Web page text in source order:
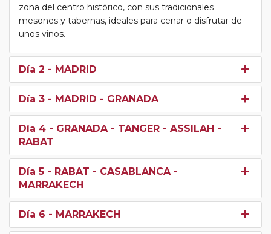
zona del centro histórico, con sus tradicionales
mesones y tabernas, ideales para cenar o disfrutar de
unos vinos.
Día 2 - MADRID
Día 3 - MADRID - GRANADA
Día 4 - GRANADA - TANGER - ASSILAH -
RABAT
Día 5 - RABAT - CASABLANCA -
MARRAKECH
Día 6 - MARRAKECH